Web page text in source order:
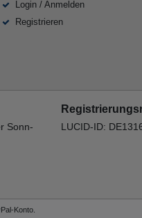
Login / Anmelden
Registrieren
Sonn-
LUCID-ID:
Konto.